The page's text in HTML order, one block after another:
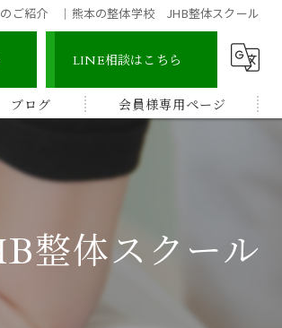
のご紹介 ｜熊本の整体学校 JHB整体スクール
LINE相談はこちら
ブログ
ラム
会員様専用ページ
認定整体師コース
顔つぼコース
整体スクール